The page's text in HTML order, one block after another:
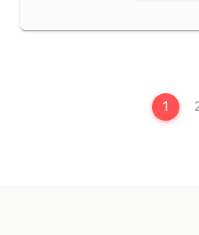
현재
1